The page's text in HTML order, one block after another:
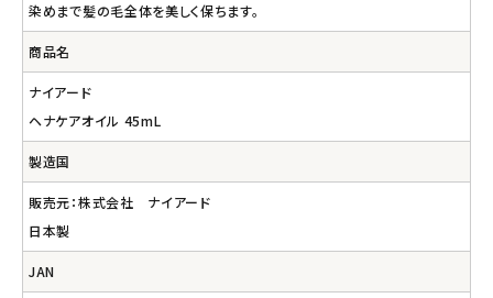
染めまで髪の毛全体を美しく保ちます。
商品名
ナイアード
ヘナケアオイル 45mL
製造国
販売元：株式会社 ナイアード
日本製
JAN